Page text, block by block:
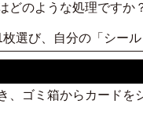
どのような処理ですか
選び、自分の「シー
、ゴミ箱からカード